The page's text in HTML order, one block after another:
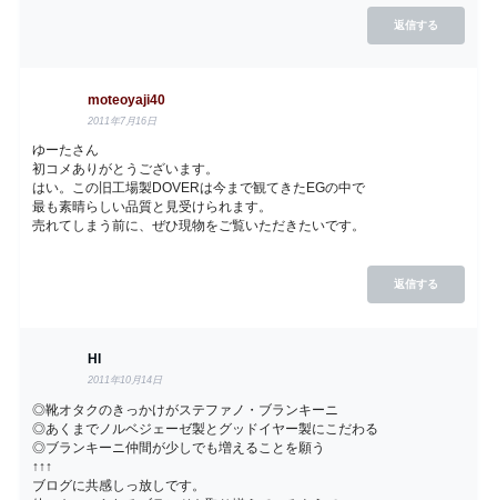
返信する
moteoyaji40
2011年7月16日
ゆーたさん
初コメありがとうございます。
はい。この旧工場製DOVERは今まで観てきたEGの中で
最も素晴らしい品質と見受けられます。
売れてしまう前に、ぜひ現物をご覧いただきたいです。
返信する
HI
2011年10月14日
◎靴オタクのきっかけがステファノ・ブランキーニ
◎あくまでノルベジェーゼ製とグッドイヤー製にこだわる
◎ブランキーニ仲間が少しでも増えることを願う
↑↑↑
ブログに共感しっ放しです。